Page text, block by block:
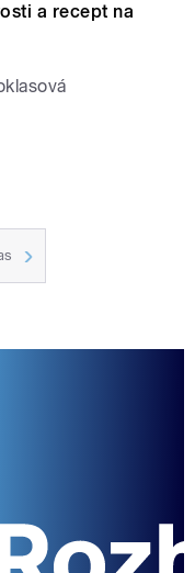
a recept na